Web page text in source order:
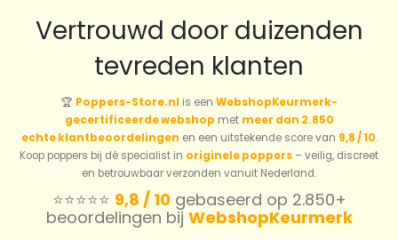
Vertrouwd door duizenden
tevreden klanten
🏆 Poppers-Store.nl is een WebshopKeurmerk-
gecertificeerde webshop met meer dan 2.850
echte klantbeoordelingen en een uitstekende score van 9,8 / 10.
Koop poppers bij dé specialist in originele poppers – veilig, discreet
en betrouwbaar verzonden vanuit Nederland.
⭐️⭐️⭐️⭐️⭐️ 9,8 / 10gebaseerd op 2.850+
beoordelingen bij WebshopKeurmerk